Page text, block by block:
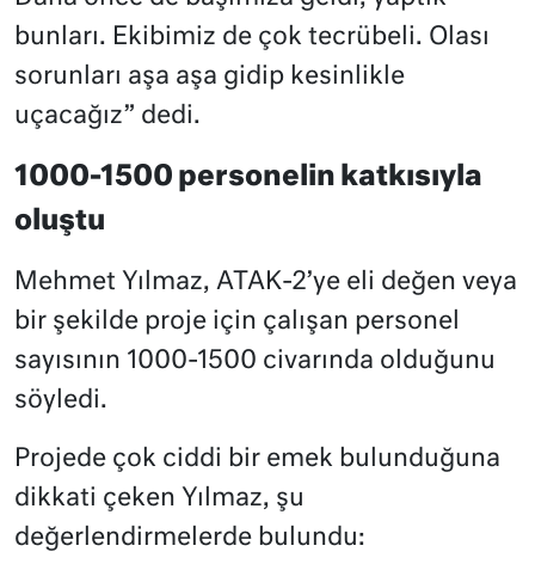
bunları. Ekibimiz de çok tecrübeli. Olası
sorunları aşa aşa gidip kesinlikle
uçacağız” dedi.
1000-1500 personelin katkısıyla
oluştu
Mehmet Yılmaz, ATAK-2’ye eli değen veya
bir şekilde proje için çalışan personel
sayısının 1000-1500 civarında olduğunu
söyledi.
Projede çok ciddi bir emek bulunduğuna
dikkati çeken Yılmaz, şu
değerlendirmelerde bulundu: